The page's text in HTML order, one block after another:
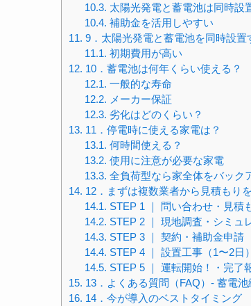
10.3. 太陽光発電と蓄電池は同時設
10.4. 補助金を活用しやすい
11. 9．太陽光発電と蓄電池を同時設置
11.1. 初期費用が高い
12. 10．蓄電池は何年くらい使える？
12.1. 一般的な寿命
12.2. メーカー保証
12.3. 劣化はどのくらい？
13. 11．停電時に使える家電は？
13.1. 何時間使える？
13.2. 使用に注意が必要な家電
13.3. 全負荷型なら家全体をバック
14. 12．まずは複数業者から見積もり
14.1. STEP 1 ｜ 問い合わせ・見積
14.2. STEP 2 ｜ 現地調査・シミュ
14.3. STEP 3 ｜ 契約・補助金申請
14.4. STEP 4 ｜ 設置工事（1〜2日）
14.5. STEP 5 ｜ 運転開始！・完了
15. 13．よくある質問（FAQ）- 蓄電池
16. 14．今が導入のベストタイミング